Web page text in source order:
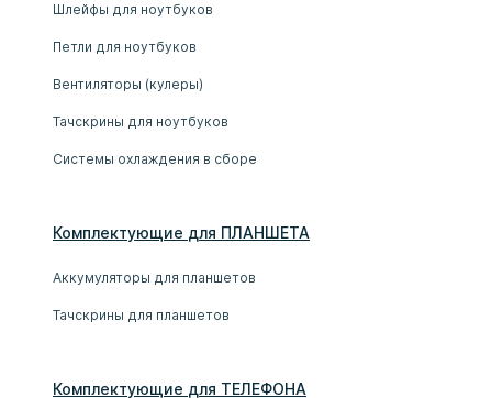
Шлейфы для ноутбуков
Петли для ноутбуков
Вентиляторы (кулеры)
Тачскрины для ноутбуков
Системы охлаждения в сборе
Комплектующие для ПЛАНШЕТА
Аккумуляторы для планшетов
Тачскрины для планшетов
Комплектующие для ТЕЛЕФОНА